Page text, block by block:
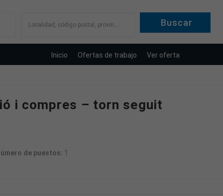
Localidad, código postal, provincia
Inicio Ofertas de trabajo Ver oferta
i compres – torn seguit
de puestos: 1